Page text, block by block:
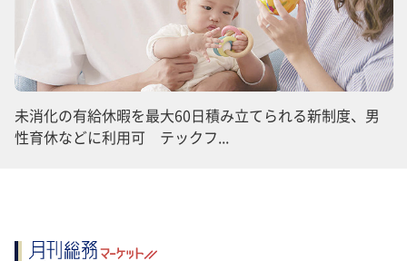
未消化の有給休暇を最大60日積み立てられる新制度、男
性育休などに利用可 テックフ...